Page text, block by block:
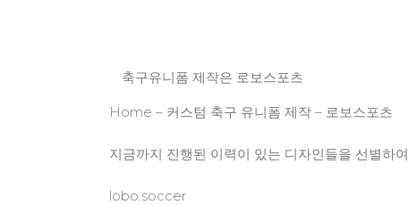
축구유니폼 제작은 로보스포츠
Home – 커스텀 축구 유니폼 제작 – 로보스포츠
지금까지 진행된 이력이 있는 디자인들을 선별하
lobo.soccer